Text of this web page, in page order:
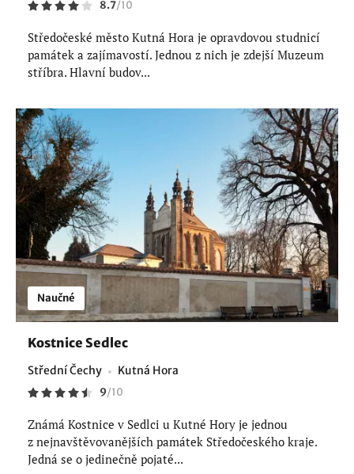
8.7/10
Středočeské město Kutná Hora je opravdovou studnicí
památek a zajímavostí. Jednou z nich je zdejší Muzeum
stříbra. Hlavní budov...
Naučné
Kostnice Sedlec
Střední Čechy Kutná Hora
9/10
Známá Kostnice v Sedlci u Kutné Hory je jednou
z nejnavštěvovanějších památek Středočeského kraje.
Jedná se o jedinečně pojaté...